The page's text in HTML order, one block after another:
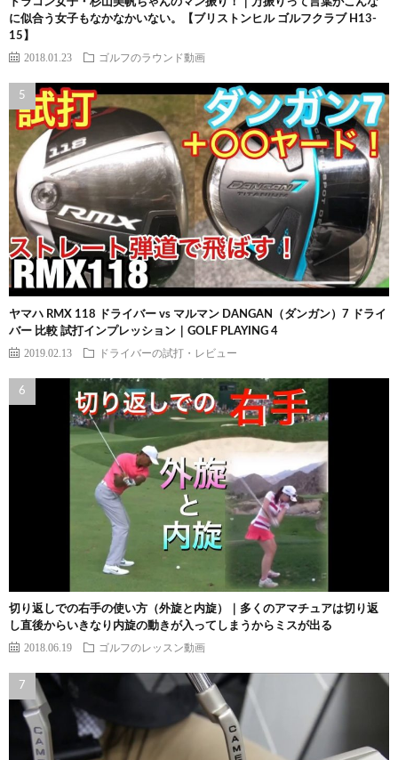
に似合う女子もなかなかいない。【ブリストンヒル ゴルフクラブ H13-
15】
2018.01.23 ゴルフのラウンド動画
ヤマハ RMX 118 ドライバー vs マルマン DANGAN（ダンガン）7 ドライ
バー 比較 試打インプレッション｜GOLF PLAYING 4
2019.02.13 ドライバーの試打・レビュー
切り返しでの右手の使い方（外旋と内旋）｜多くのアマチュアは切り返
し直後からいきなり内旋の動きが入ってしまうからミスが出る
2018.06.19 ゴルフのレッスン動画